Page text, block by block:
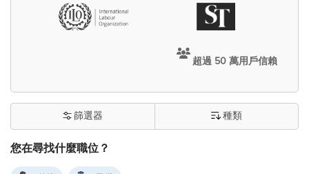
超過 50 萬用戶信賴
您在尋找什麼職位？
篩選器 種類